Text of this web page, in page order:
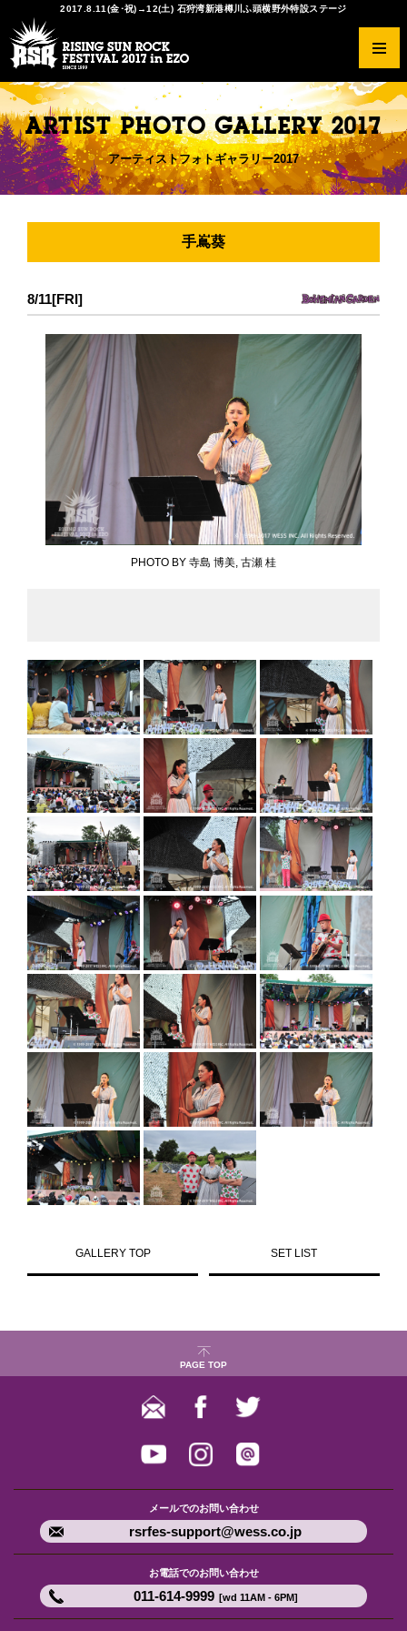
2017.8.11(金･祝)→12(土) 石狩湾新港樽川ふ頭横野外特設ステージ
ARTIST PHOTO GALLERY 2017
アーティストフォトギャラリー2017
手嶌葵
8/11[FRI]
PHOTO BY 寺島 博美, 古瀬 桂
GALLERY TOP SET LIST
PAGE TOP
メールでのお問い合わせ
rsrfes-support@wess.co.jp
お電話でのお問い合わせ
011-614-9999 [wd 11AM - 6PM]
RSRとは？
開催概要
ヒストリー
注意事項
ご来場の前に必ずお読みください
ラインナップ
タイムテーブル
RISING★STAR
RED STAR CAFE
チケットの種類
先行予約
一般発売
チケットのトレードに関して
出店情報
会場マップ
オフィシャルダイニング チュプ
キッズガーデン
アクセスガイド
オフィシャルツアー
協賛・特別協力
サンクスショップ
THE SOLAR BUDOKAN IN EZO
サービス
オフィシャルグッズ
Tシャツデザインコンペ
写真ギャラリー2017
スマイルギャラリー2016
写真ギャラリー2016